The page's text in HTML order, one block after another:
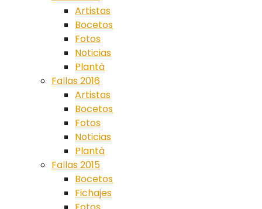
Artistas
Bocetos
Fotos
Noticias
Plantà
Fallas 2016
Artistas
Bocetos
Fotos
Noticias
Plantà
Fallas 2015
Bocetos
Fichajes